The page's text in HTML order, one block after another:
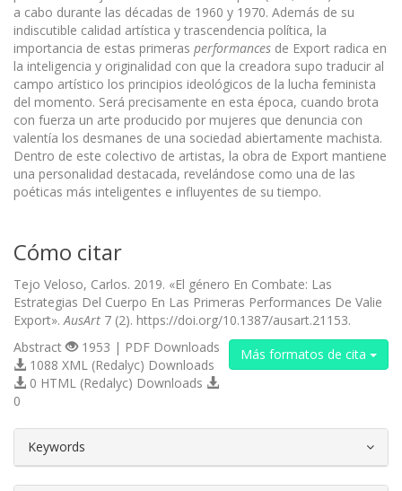
a cabo durante las décadas de 1960 y 1970. Además de su
indiscutible calidad artística y trascendencia política, la
importancia de estas primeras performances de Export radica en
la inteligencia y originalidad con que la creadora supo traducir al
campo artístico los principios ideológicos de la lucha feminista
del momento. Será precisamente en esta época, cuando brota
con fuerza un arte producido por mujeres que denuncia con
valentía los desmanes de una sociedad abiertamente machista.
Dentro de este colectivo de artistas, la obra de Export mantiene
una personalidad destacada, revelándose como una de las
poéticas más inteligentes e influyentes de su tiempo.
Cómo citar
Tejo Veloso, Carlos. 2019. «El género En Combate: Las
Estrategias Del Cuerpo En Las Primeras Performances De Valie
Export». AusArt 7 (2). https://doi.org/10.1387/ausart.21153.
Más formatos de cita
Abstract
1953 | PDF Downloads
1088 XML (Redalyc) Downloads
0 HTML (Redalyc) Downloads
0
Keywords